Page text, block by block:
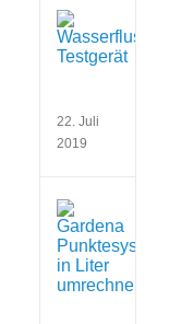
bei
22. Juli
2019